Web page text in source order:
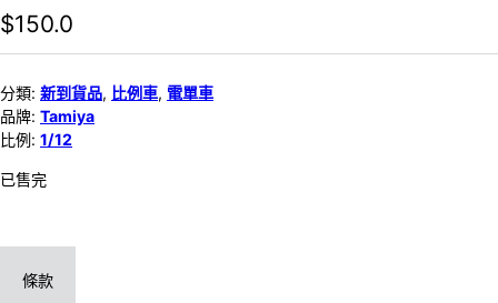
$150.0
分類: 新到貨品, 比例車, 電單車
品牌: Tamiya
比例: 1/12
已售完
條款